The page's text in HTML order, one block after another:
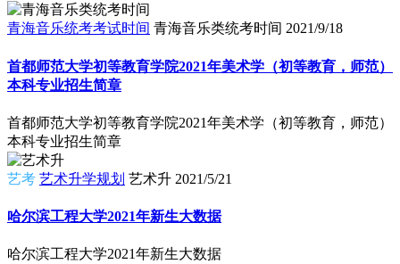
青海音乐统考考试时间 青海音乐类统考时间 2021/9/18
首都师范大学初等教育学院2021年美术学（初等教育，师范）
本科专业招生简章
首都师范大学初等教育学院2021年美术学（初等教育，师范）
本科专业招生简章
艺考 艺术升学规划 艺术升 2021/5/21
哈尔滨工程大学2021年新生大数据
哈尔滨工程大学2021年新生大数据